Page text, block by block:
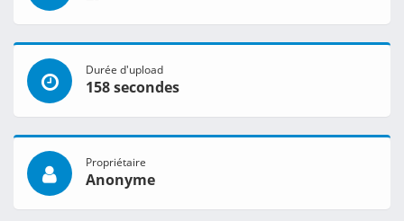
Durée d'upload
158 secondes
Propriétaire
Anonyme